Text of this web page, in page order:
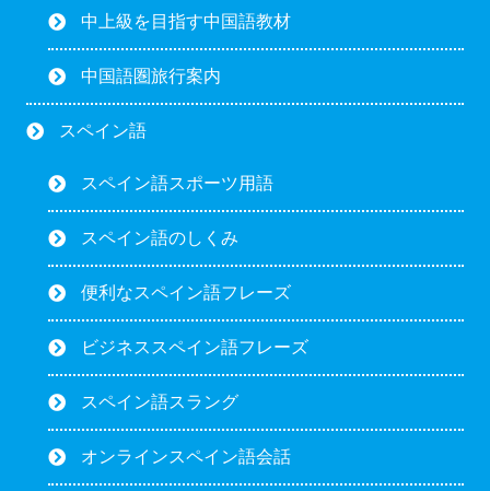
中上級を目指す中国語教材
中国語圏旅行案内
スペイン語
スペイン語スポーツ用語
スペイン語のしくみ
便利なスペイン語フレーズ
ビジネススペイン語フレーズ
スペイン語スラング
オンラインスペイン語会話